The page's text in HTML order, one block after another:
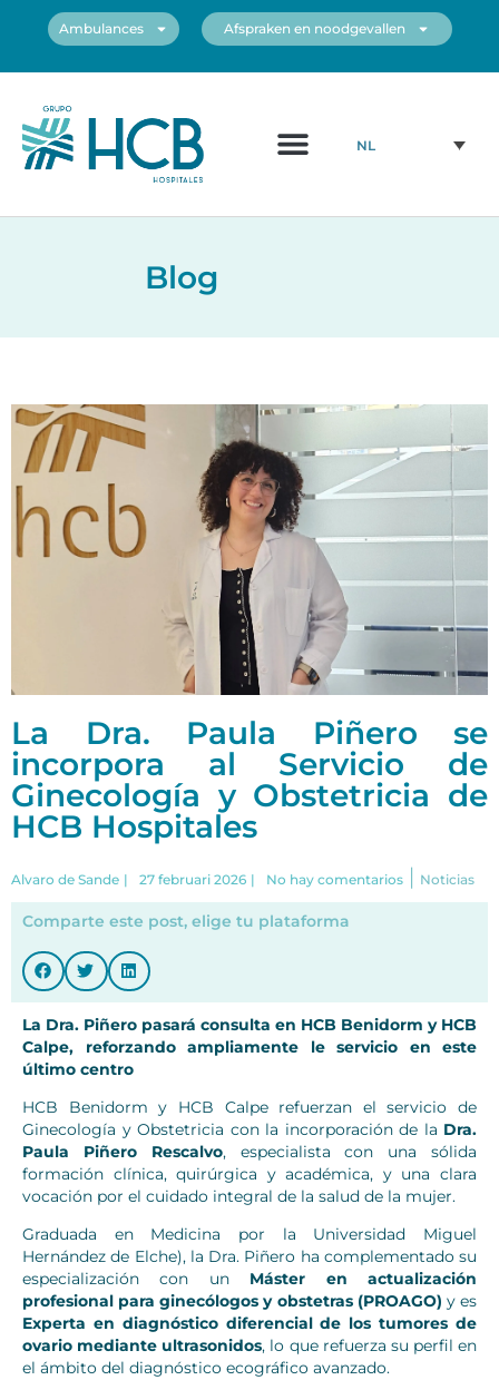
Ambulances Afspraken en noodgevallen
NL
Blog
La Dra. Paula Piñero se
incorpora al Servicio de
Ginecología y Obstetricia de
HCB Hospitales
Alvaro de Sande | 27 februari 2026 | No hay comentarios Noticias
Comparte este post, elige tu plataforma
La Dra. Piñero pasará consulta en HCB Benidorm y HCB
Calpe, reforzando ampliamente le servicio en este
último centro
HCB Benidorm y HCB Calpe refuerzan el servicio de
Ginecología y Obstetricia con la incorporación de la Dra.
Paula Piñero Rescalvo, especialista con una sólida
formación clínica, quirúrgica y académica, y una clara
vocación por el cuidado integral de la salud de la mujer.
Graduada en Medicina por la Universidad Miguel
Hernández de Elche), la Dra. Piñero ha complementado su
especialización con un Máster en actualización
profesional para ginecólogos y obstetras (PROAGO) y es
Experta en diagnóstico diferencial de los tumores de
ovario mediante ultrasonidos, lo que refuerza su perfil en
el ámbito del diagnóstico ecográfico avanzado.